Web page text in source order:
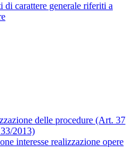
di carattere generale riferiti a
delle procedure (Art. 37
2013)
interesse realizzazione opere